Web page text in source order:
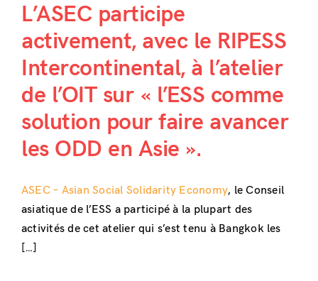
L’ASEC participe
activement, avec le RIPESS
Intercontinental, à l’atelier
de l’OIT sur « l’ESS comme
solution pour faire avancer
les ODD en Asie ».
ASEC – Asian Social Solidarity Economy, le Conseil
asiatique de l’ESS a participé à la plupart des
activités de cet atelier qui s’est tenu à Bangkok les
[…]